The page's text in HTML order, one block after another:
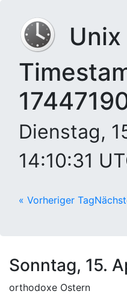
Unix
Dienstag,
14:10:31
« Vorheriger Tag
Sonntag, 15.
orthodoxe Ostern